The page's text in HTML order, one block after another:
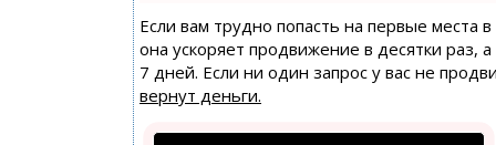
Если вам трудно попасть на первые места
она ускоряет продвижение в десятки раз,
7 дней. Если ни один запрос у вас не
вернут деньги.